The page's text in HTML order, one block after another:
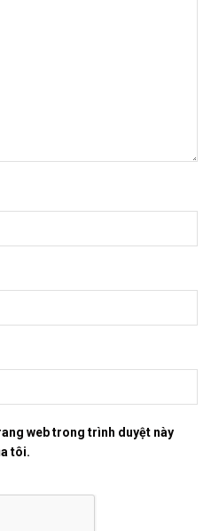
web trong trình duyệt này
tôi.